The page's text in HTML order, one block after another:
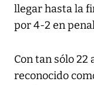
llegar hasta la
por 4-2 en
Con tan sólo
reconocido